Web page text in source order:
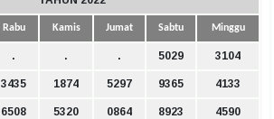
Rabu Kamis Jumat Sabtu Minggu
. . . 5029 3104
3435 1874 5297 9365 4133
6508 5320 0864 8923 4590